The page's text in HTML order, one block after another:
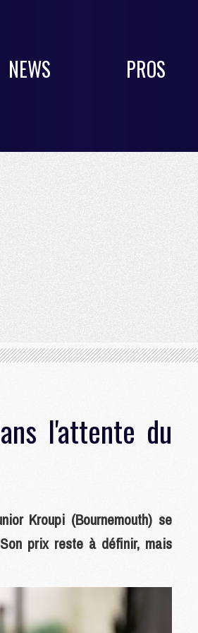
NEWS PROS
l'attente du
Kroupi (Bournemouth) se
prix reste à définir, mais